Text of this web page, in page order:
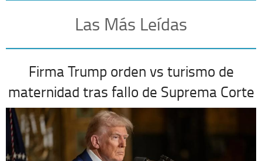
Las Más Leídas
Firma Trump orden vs turismo de
maternidad tras fallo de Suprema Corte